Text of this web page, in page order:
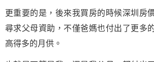
更重要的是，後來我買房的時候深圳房
尋求父母資助，不僅爸媽也付出了更多
高得多的月供。